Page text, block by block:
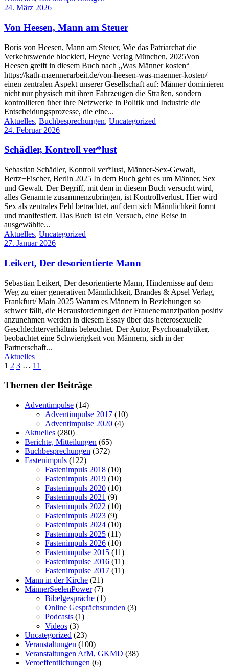
24. März 2026
Von Heesen, Mann am Steuer
Boris von Heesen, Mann am Steuer, Wie das Patriarchat die
Verkehrswende blockiert, Heyne Verlag München, 2025Von
Heesen greift in diesem Buch nach „Was Männer kosten“
https://kath-maennerarbeit.de/von-heesen-was-maenner-kosten/
einen zentralen Aspekt unserer Gesellschaft auf: Männer dominieren
nicht nur physisch mit ihren Fahrzeugen die Straßen, sondern
kontrollieren über ihre Netzwerke in Politik und Industrie die
Entscheidungsprozesse, die eine...
Aktuelles, Buchbesprechungen, Uncategorized
24. Februar 2026
Schädler, Kontroll ver*lust
Sebastian Schädler, Kontroll ver*lust, Männer-Sex-Gewalt,
Bertz+Fischer, Berlin 2025 In dem Buch geht es um Männer, Sex
und Gewalt. Der Begriff, mit dem in diesem Buch versucht wird,
alles Genannte zusammenzubringen, ist Kontrollverlust. Hier wird
Sex als zentrales Feld betrachtet, auf dem sich Männlichkeit formt
und manifestiert. Das Buch ist ein Versuch, eine Reise in
ausgewählte...
Aktuelles, Uncategorized
27. Januar 2026
Leikert, Der desorientierte Mann
Sebastian Leikert, Der desorientierte Mann, Hindernisse auf dem
Weg zu einer generativen Männlichkeit, Brandes & Apsel Verlag,
Frankfurt/ Main 2025 Warum es Männern in Beziehungen so
schwer fällt, die Herausforderungen der Frauenemanzipation positiv
anzunehmen werden in diesem Essay über das heterosexuelle
Geschlechterverhältnis beleuchtet. Der Autor, Psychoanalytiker,
beobachtet eine Schwierigkeit von Männern, sich in der
Partnerschaft...
Aktuelles
1 2 3 … 11
Themen der Beiträge
Adventimpulse (14)
Adventimpulse 2017 (10)
Adventimpulse 2020 (4)
Aktuelles (280)
Berichte, Mitteilungen (65)
Buchbesprechungen (372)
Fastenimpuls (122)
Fastenimpuls 2018 (10)
Fastenimpuls 2019 (10)
Fastenimpuls 2020 (10)
Fastenimpuls 2021 (9)
Fastenimpuls 2022 (10)
Fastenimpuls 2023 (9)
Fastenimpuls 2024 (10)
Fastenimpuls 2025 (11)
Fastenimpuls 2026 (10)
Fastenimpulse 2015 (11)
Fastenimpulse 2016 (11)
Fastenimpulse 2017 (11)
Mann in der Kirche (21)
MännerSeelenPower(7)
Bibelgespräche (1)
Online Gesprächsrunden (3)
Podcasts (1)
Videos (3)
Uncategorized (23)
Veranstaltungen (100)
Veranstaltungen AfM, GKMD (38)
Veroeffentlichungen (6)